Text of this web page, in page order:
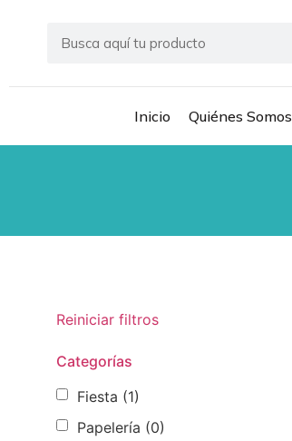
Inicio Quiénes Somos
Reiniciar filtros
Categorías
Fiesta (1)
Papelería (0)